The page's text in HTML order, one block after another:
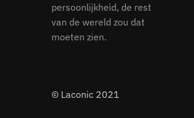
persoonlijkheid, de rest
van de wereld zou dat
moeten zien.
© Laconic 2021